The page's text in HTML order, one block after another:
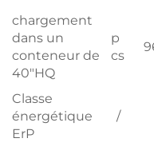
chargement
dans un
conteneur de
40"HQ
p
cs
Classe
énergétique
ErP
/